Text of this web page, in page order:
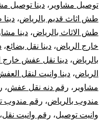
توصيل مشاوير ، دينا توصيل
طش اثاث قديم بالرياض،
طش الاثاث بالرياض، دينا
خارج الرياض، دينا نقل بضائع،
بالرياض، دينا نقل عفش خارج
الرياض، دينا وانيت لنقل
مشاوير ، رقم دنه نقل عفش،
مندوب بالرياض، رقم مندوب
وانيت توصيل، رقم وانيت نقل،